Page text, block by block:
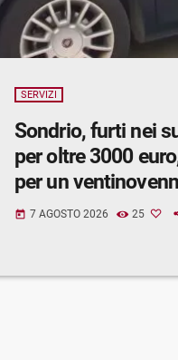
SERVIZI
Sondrio, furti nei
per oltre 3000
per un
today 7 AGOSTO 2026 25